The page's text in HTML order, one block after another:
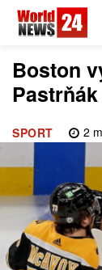
Boston
SPORT 2